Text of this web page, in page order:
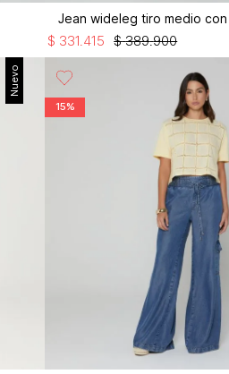
Jean wideleg tiro medio
$ 389.900
$ 331.415
Nuevo
15%